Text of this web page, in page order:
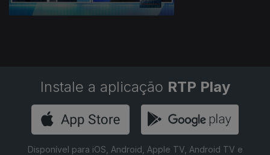
Instale a aplicação RTP Play
Disponível para iOS, Android, Apple TV, Android TV e